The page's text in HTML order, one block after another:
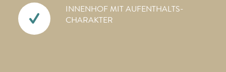
INNENHOF MIT AUFENTHALTS­
CHARAKTER